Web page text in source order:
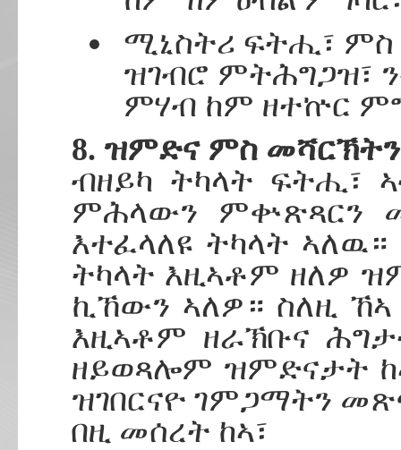
ሚኒስትሪ ፍትሒ፣ ምስ
ዝገብሮ ምትሕግጋዝ፣
ምሃብ ከም ዘተኵር
8. ዝምድና ምስ መሻርኽትን
ብዘይካ ትካላት
ምሕላውን ምቍጽጻርን
እተፈላለዩ ትካላት
ትካላት እዚኣቶም ዘለዎ
ኪኸውን ኣለዎ። ስለዚ
እዚኣቶም ዘራኽቡና
ዘይወጻሎም ዝምድናታት
ዝገበርናዮ ገምጋማትን
በዚ መሰረት ከኣ፣